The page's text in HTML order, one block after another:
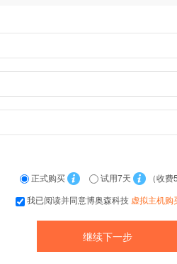
正式购买 试用7天
（收费
我已阅读并同意博奥森科技 虚拟主机购